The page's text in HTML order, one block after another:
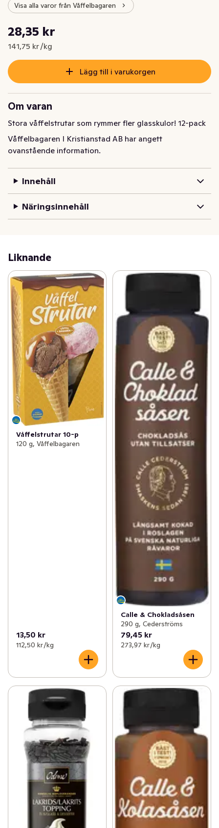
Visa alla varor från Våffelbagaren
Nuvarande pris är: 28,35 kr
28,35 kr
141,75 kr /kg
Styckpris: 141,75 kr /kg
Lägg till i varukorgen
Om varan
Stora våffelstrutar som rymmer fler glasskulor! 12-pack
Våffelbagaren I Kristianstad AB har angett
ovanstående information.
Innehåll
Näringsinnehåll
Liknande
Våffelstrutar 10-p
120 g, Våffelbagaren
13,50 kr
112,50 kr /kg
Calle & Chokladsåsen
290 g, Cederströms
79,45 kr
273,97 kr /kg